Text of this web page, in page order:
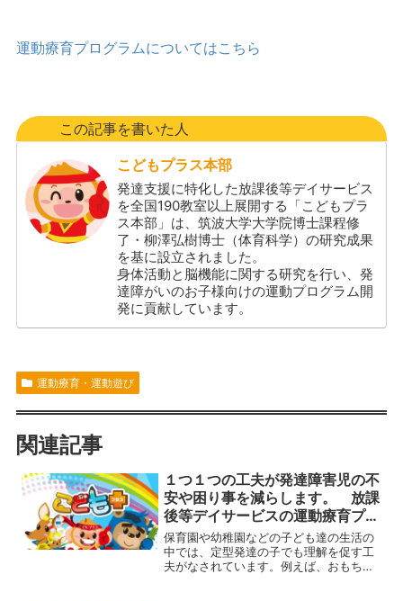
運動療育プログラムについてはこちら
この記事を書いた人
こどもプラス本部
発達支援に特化した放課後等デイサービス
を全国190教室以上展開する「こどもプラ
ス本部」は、筑波大学大学院博士課程修
了・柳澤弘樹博士（体育科学）の研究成果
を基に設立されました。
身体活動と脳機能に関する研究を行い、発
達障がいのお子様向けの運動プログラム開
発に貢献しています。
運動療育・運動遊び
関連記事
１つ１つの工夫が発達障害児の不
安や困り事を減らします。 放課
後等デイサービスの運動療育プロ
グラム
保育園や幼稚園などの子ども達の生活の
中では、定型発達の子でも理解を促す工
夫がなされています。例えば、おもちゃ